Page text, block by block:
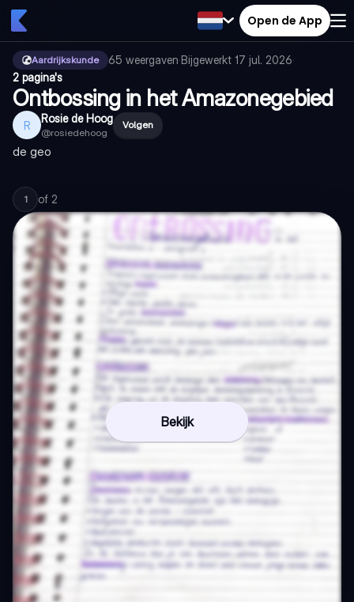
Open de App
Aardrijkskunde 65 weergaven·Bijgewerkt 17 jul. 2026·
2 pagina's
Ontbossing in het Amazonegebied
R Rosie de Hoog
@rosiedehoog
Volgen
de geo
1 of 2
Bekijk